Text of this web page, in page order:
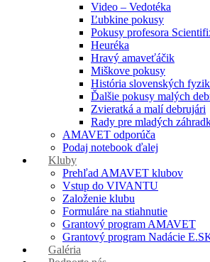
Video – Vedotéka
Ľubkine pokusy
Pokusy profesora
Heuréka
Hravý amaveťáčik
Miškove pokusy
História slovenských
Ďalšie pokusy malých
Zvieratká a malí debrujári
Rady pre mladých
AMAVET odporúča
Podaj notebook ďalej
Kluby
Prehľad AMAVET klubov
Vstup do VIVANTU
Založenie klubu
Formuláre na stiahnutie
Grantový program AMAVET
Grantový program Nadácie
Galéria